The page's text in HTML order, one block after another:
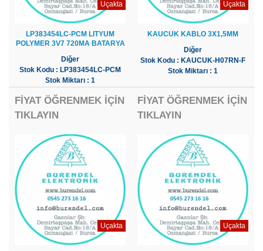
Uçakta
LP383454LC-PCM LITYUM
POLYMER 3V7 720MA BATARYA
Diğer
Stok Kodu : LP383454LC-PCM
Stok Miktarı : 1
FİYAT ÖĞRENMEK İÇİN
TIKLAYIN
Uçakta
KAUCUK KABLO 3X1,5MM
Diğer
Stok Kodu : KAUCUK-H07RN-F
Stok Miktarı : 1
FİYAT ÖĞRENMEK İÇİN
TIKLAYIN
Uçakta Uçakta